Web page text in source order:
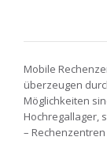
Mobile
überzeugen
Möglichkeiten
Hochregallager,
–